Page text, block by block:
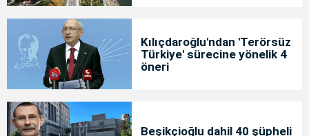
Kılıçdaroğlu'ndan 'Terörsüz
Türkiye' sürecine yönelik 4
öneri
Beşikçioğlu dahil 40 şüpheli